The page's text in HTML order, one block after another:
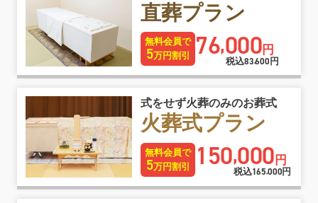
直葬プラン
無料会員で
5万円割引 76,000円
税込83,600円
式をせず火葬のみのお葬式
火葬式プラン
無料会員で
5万円割引 150,000 円
税込165,000円